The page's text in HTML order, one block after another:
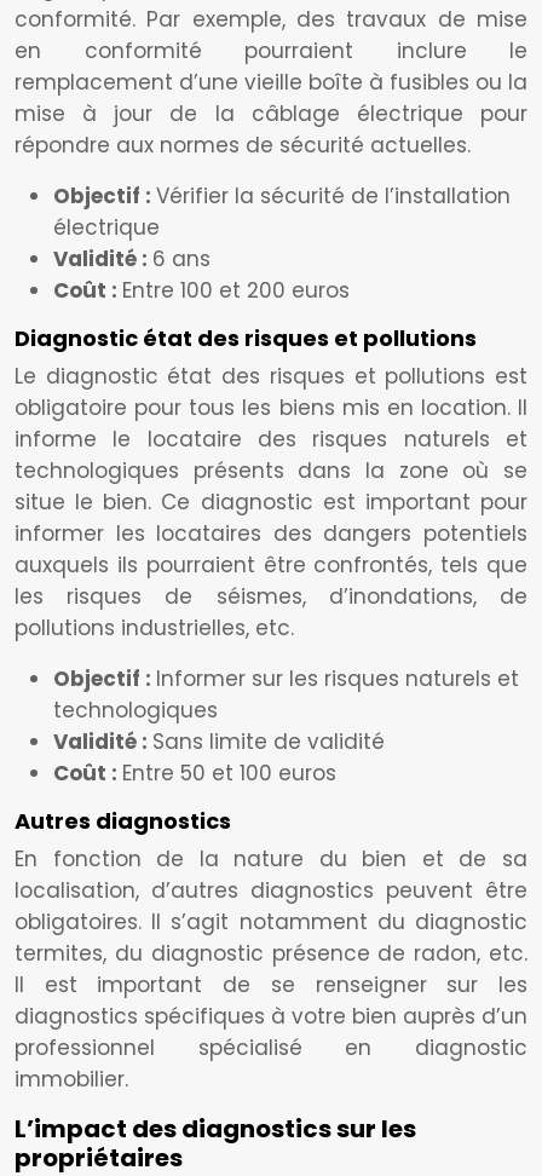
conformité. Par exemple, des travaux de mise
en conformité pourraient inclure le
remplacement d’une vieille boîte à fusibles ou la
mise à jour de la câblage électrique pour
répondre aux normes de sécurité actuelles.
Objectif : Vérifier la sécurité de l’installation
électrique
Validité : 6 ans
Coût : Entre 100 et 200 euros
Diagnostic état des risques et pollutions
Le diagnostic état des risques et pollutions est
obligatoire pour tous les biens mis en location. Il
informe le locataire des risques naturels et
technologiques présents dans la zone où se
situe le bien. Ce diagnostic est important pour
informer les locataires des dangers potentiels
auxquels ils pourraient être confrontés, tels que
les risques de séismes, d’inondations, de
pollutions industrielles, etc.
Objectif : Informer sur les risques naturels et
technologiques
Validité : Sans limite de validité
Coût : Entre 50 et 100 euros
Autres diagnostics
En fonction de la nature du bien et de sa
localisation, d’autres diagnostics peuvent être
obligatoires. Il s’agit notamment du diagnostic
termites, du diagnostic présence de radon, etc.
Il est important de se renseigner sur les
diagnostics spécifiques à votre bien auprès d’un
professionnel spécialisé en diagnostic
immobilier.
L’impact des diagnostics sur les
propriétaires